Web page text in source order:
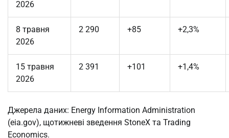
2026
8 травня
2026
2 290 +85 +2,3%
15 травня
2026
2 391 +101 +1,4%
Джерела даних: Energy Information Administration
(eia.gov), щотижневі зведення StoneX та Trading
Economics.